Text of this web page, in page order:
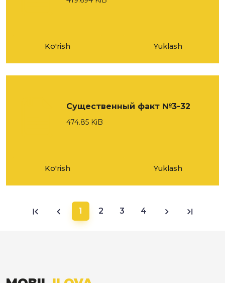
Ko'rish Yuklash
Существенный факт №3-32
474.85 KiB
Ko'rish Yuklash
1 2 3 4